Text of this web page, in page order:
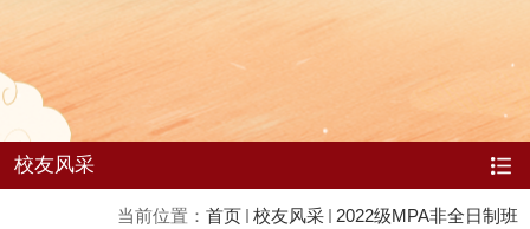
校友风采
当前位置： 首页 校友风采 2022级MPA非全日制班